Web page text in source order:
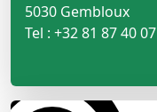
5030 Gembloux
Tel : +32 81 87 40 07